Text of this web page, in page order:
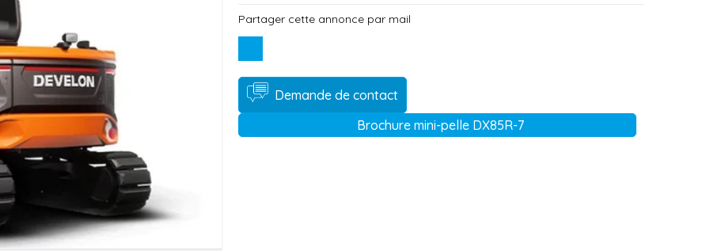
Demande de contact
Brochure mini-pelle DX85R-7
Partager cette annonce par mail